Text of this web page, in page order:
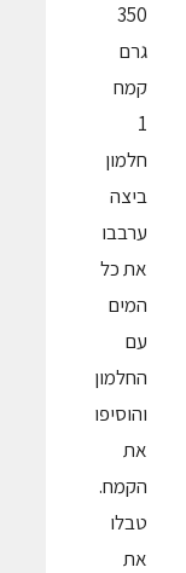
350
גרם
קמח
1
חלמון
ביצה
ערבבו
את כל
המים
עם
החלמון
והוסיפו
את
הקמח.
טבלו
את